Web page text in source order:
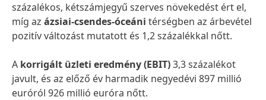
százalékos, kétszámjegyű szerves növekedést ért el,
míg az ázsiai-csendes-óceáni térségben az árbevétel
pozitív változást mutatott és 1,2 százalékkal nőtt.
A korrigált üzleti eredmény(EBIT)3,3 százalékot
javult, és az előző év harmadik negyedévi 897 millió
euróról 926 millió euróra nőtt.